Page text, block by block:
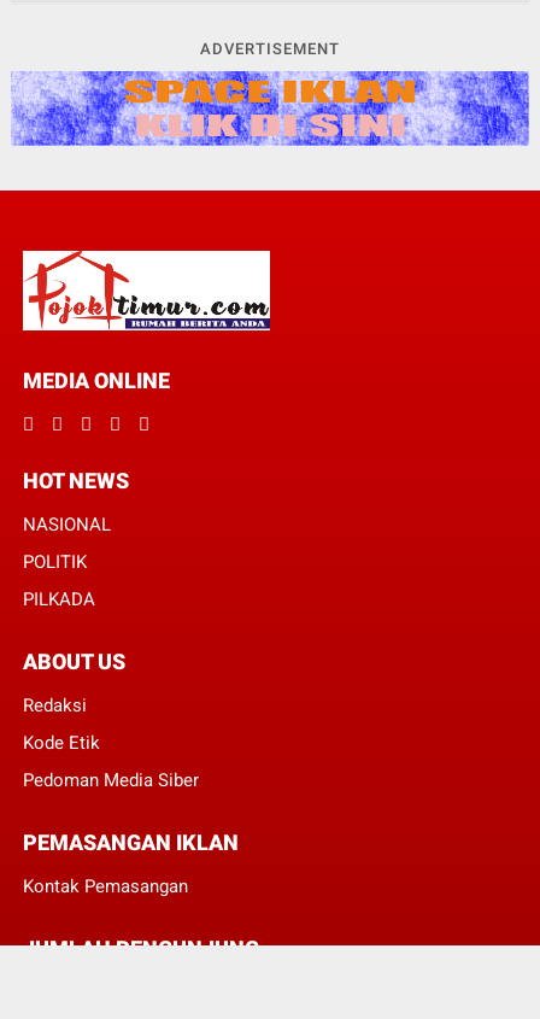
ADVERTISEMENT
MEDIA ONLINE
HOT NEWS
NASIONAL
POLITIK
PILKADA
ABOUT US
Redaksi
Kode Etik
Pedoman Media Siber
PEMASANGAN IKLAN
Kontak Pemasangan
JUMLAH PENGUNJUNG